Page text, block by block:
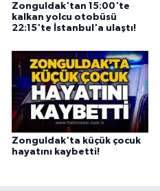
Zonguldak'tan 15:00'te
kalkan yolcu otobüsü
22:15'te İstanbul'a ulaştı!
Zonguldak'ta küçük çocuk
hayatını kaybetti!